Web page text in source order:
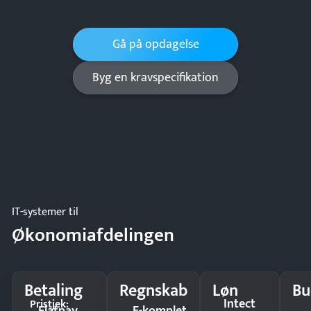
Gå på opdagelse
Byg en kravspecifikation
IT-systemer til
Økonomiafdelingen
Betaling
Pristjek: Regnskab Løn
Intect